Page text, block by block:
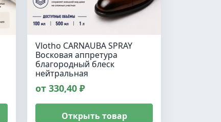
Vlotho CARNAUBA SPRAY
Восковая аппретура
благородный блеск
нейтральная
от 330,40 ₽
Открыть товар